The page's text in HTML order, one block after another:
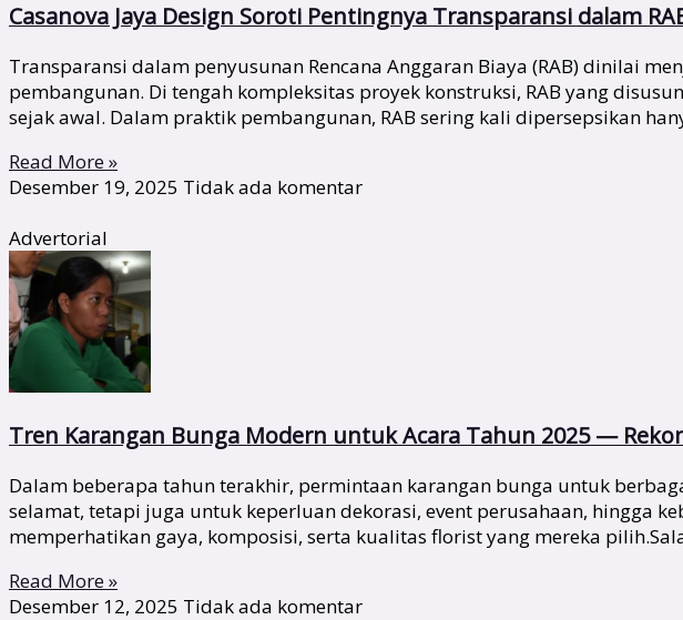
Casanova Jaya Design Soroti Pentingnya Transparansi dalam
Transparansi dalam penyusunan Rencana Anggaran Biaya (RAB) dinilai
pembangunan. Di tengah kompleksitas proyek konstruksi, RAB yang
sejak awal. Dalam praktik pembangunan, RAB sering kali dipersepsikan
Read More »
Desember 19, 2025 Tidak ada komentar
Advertorial
Tren Karangan Bunga Modern untuk Acara Tahun 2025 —
Dalam beberapa tahun terakhir, permintaan karangan bunga untuk
selamat, tetapi juga untuk keperluan dekorasi, event perusahaan, hingga
memperhatikan gaya, komposisi, serta kualitas florist yang mereka
Read More »
Desember 12, 2025 Tidak ada komentar